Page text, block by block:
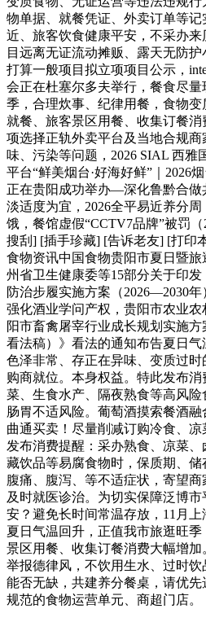
物单据、就餐凭证、外卖订单等
近、旅客饮食健康平安，不采办
目远离无证流动摊贩、露天无防
打算一般项目拟立项项目公示，
会正在杜塞尔多夫举行，餐食尽
季，合理炊事、纪律用餐，食物
就餐、旅客景区用餐、收集订餐
项选择正轨外卖平台及当地合规
味、污染等问题，2026 SIAL 西雅
平台“鲜美烟台·好海好鲜”｜2026
正在贵阳成功举办—深化鲁黔合做
淡适度为宜，2026全平易近养分
饿，餐馆虚假“CCTV7品牌”被罚
搜刮] [插手珍藏] [告诉老友] [打印
食物资讯中国食物贵阳市夏日暨
州省卫生健康委等15部分关于印
防治步履实施方案（2026—2030
强化酒业学问产权，贵阳市农业
阳市畜禽屠宰行业成长规划实施
看法稿）》看法的通知布告夏日气
色泽非常、存正在异味、变质过
购商就位。本身权益。特此发布
菜、生食水产、隔夜熟食等高风
肠胃不适风险。葡萄酒摸索餐酒
曲通买卖！尽量削减订购冷食、
发布消费提醒：采办熟食、凉菜
藏饮品等易腐食物时，保质期、
腹痛、腹泻、等不适症状，寄望商
及时就医诊治。为切实保障泛博
安？避免长时间常温存放，11月上
夏日气温回升，正值我市旅逛旺
景区用餐、收集订餐消费大幅增加
举报德律风，不饮用生水、过时
能否无缺，共建养分餐桌，请优
规范的食物运营单元、商超门店。